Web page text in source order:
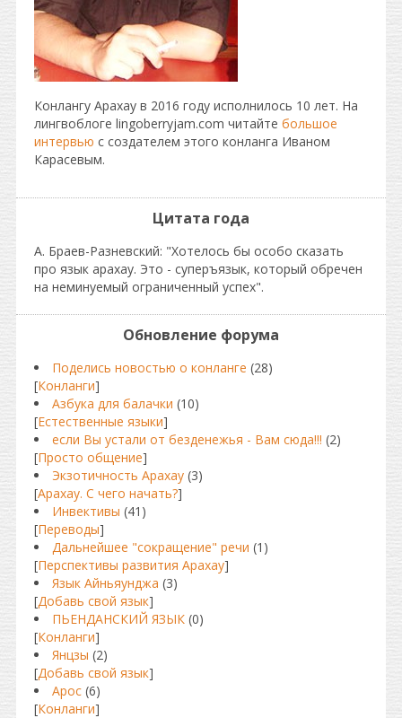
Конлангу Арахау в 2016 году исполнилось 10 лет. На
лингвоблоге lingoberryjam.com читайте большое
интервью с создателем этого конланга Иваном
Карасевым.
Цитата года
А. Браев-Разневский: "Хотелось бы особо сказать
про язык арахау. Это - суперъязык, который обречен
на неминуемый ограниченный успех".
Обновление форума
Поделись новостью о конланге (28)
[Конланги]
Азбука для балачки (10)
[Естественные языки]
если Вы устали от безденежья - Вам сюда!!! (2)
[Просто общение]
Экзотичность Арахау (3)
[Арахау. С чего начать?]
Инвективы (41)
[Переводы]
Дальнейшее "сокращение" речи (1)
[Перспективы развития Арахау]
Язык Айньяунджа (3)
[Добавь свой язык]
ПЬЕНДАНСКИЙ ЯЗЫК (0)
[Конланги]
Янцзы (2)
[Добавь свой язык]
Арос (6)
[Конланги]